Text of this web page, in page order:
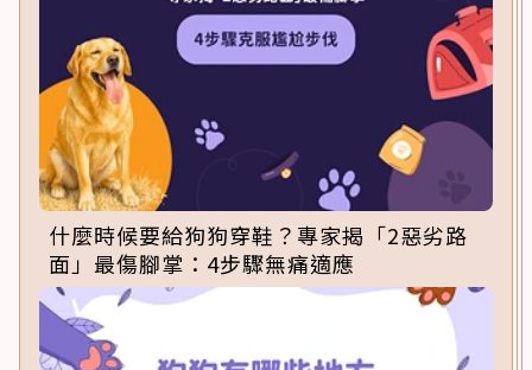
什麼時候要給狗狗穿鞋？專家揭「2惡劣路
面」最傷腳掌：4步驟無痛適應